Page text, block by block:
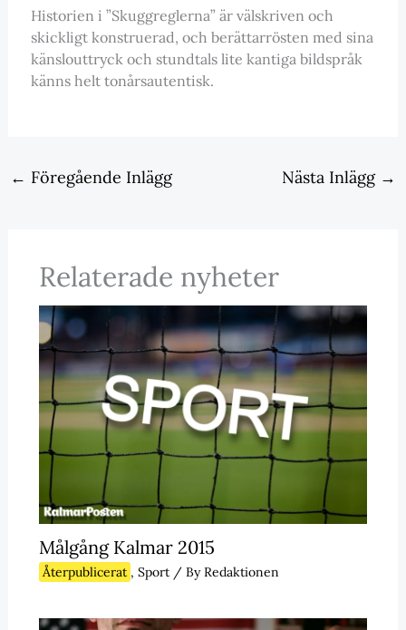
Historien i ”Skuggreglerna” är välskriven och
skickligt konstruerad, och berättarrösten med sina
känslouttryck och stundtals lite kantiga bildspråk
känns helt tonårsautentisk.
← Föregående Inlägg Nästa Inlägg →
Relaterade nyheter
Målgång Kalmar 2015
Återpublicerat , Sport/ ByRedaktionen